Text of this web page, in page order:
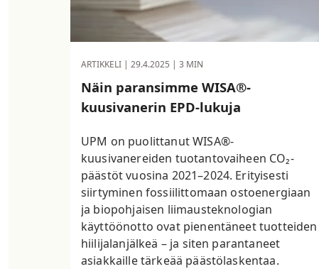
ARTIKKELI | 29.4.2025 | 3 MIN
Näin paransimme WISA®-
kuusivanerin EPD-lukuja
UPM on puolittanut WISA®-
kuusivanereiden tuotantovaiheen CO₂-
päästöt vuosina 2021–2024. Erityisesti
siirtyminen fossiilittomaan ostoenergiaan
ja biopohjaisen liimausteknologian
käyttöönotto ovat pienentäneet tuotteiden
hiilijalanjälkeä – ja siten parantaneet
asiakkaille tärkeää päästölaskentaa.